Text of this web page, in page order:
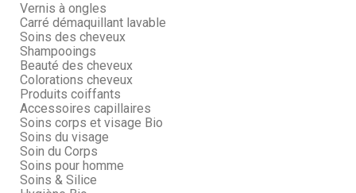
Vernis à ongles
Carré démaquillant lavable
Soins des cheveux
Shampooings
Beauté des cheveux
Colorations cheveux
Produits coiffants
Accessoires capillaires
Soins corps et visage Bio
Soins du visage
Soin du Corps
Soins pour homme
Soins & Silice